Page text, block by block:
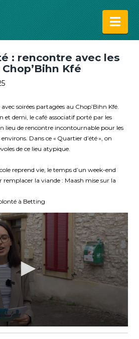
: rencontre avec les
Kfé
soirées partagées au Chop’Bihn Kfé.
et demi, le café associatif porté par les
lieu de rencontre incontournable pour les
Dans ce « Quartier d’été », on
de ce lieu atypique.
reprend vie, le temps d’un week-end
la viande : Maash mise sur la
à Betting